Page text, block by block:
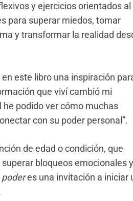
y ejercicios orientados al
para superar miedos, tomar
y transformar la realidad
este libro una inspiración
que viví cambió mi
podido ver cómo muchas
con su poder personal”.
de edad o condición, que
bloqueos emocionales
es una invitación a iniciar